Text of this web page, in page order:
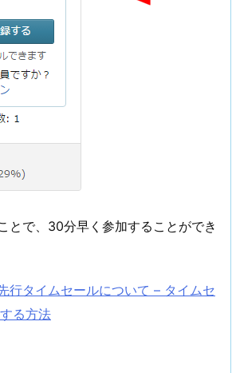
とで、30分早く参加することができ
行タイムセールについて – タイムセ
る方法